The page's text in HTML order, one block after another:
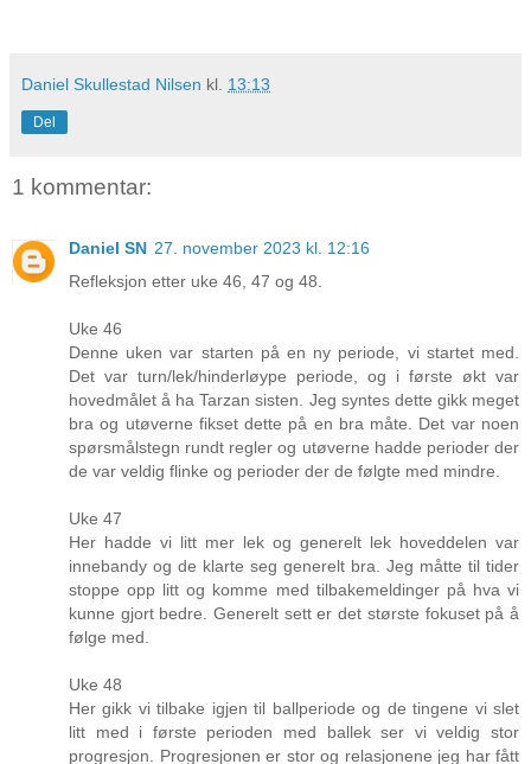
Daniel Skullestad Nilsen kl. 13:13
Del
1 kommentar:
Daniel SN 27. november 2023 kl. 12:16
Refleksjon etter uke 46, 47 og 48.
Uke 46
Denne uken var starten på en ny periode, vi startet med.
Det var turn/lek/hinderløype periode, og i første økt var
hovedmålet å ha Tarzan sisten. Jeg syntes dette gikk meget
bra og utøverne fikset dette på en bra måte. Det var noen
spørsmålstegn rundt regler og utøverne hadde perioder der
de var veldig flinke og perioder der de følgte med mindre.
Uke 47
Her hadde vi litt mer lek og generelt lek hoveddelen var
innebandy og de klarte seg generelt bra. Jeg måtte til tider
stoppe opp litt og komme med tilbakemeldinger på hva vi
kunne gjort bedre. Generelt sett er det største fokuset på å
følge med.
Uke 48
Her gikk vi tilbake igjen til ballperiode og de tingene vi slet
litt med i første perioden med ballek ser vi veldig stor
progresjon. Progresjonen er stor og relasjonene jeg har fått